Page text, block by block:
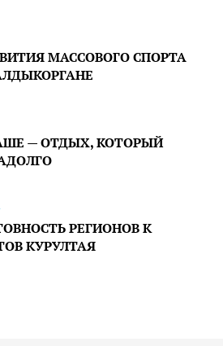
МАССОВОГО СПОРТА
— ОТДЫХ, КОТОРЫЙ
РЕГИОНОВ К
КУРУЛТАЯ